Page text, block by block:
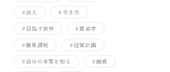
法人 生き方
目指す世界 算命学
簡易課税 経営計画
自分の本質を知る 融資